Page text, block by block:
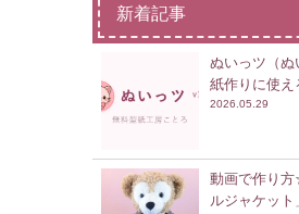
新着記事
ぬいっツ（ぬ
紙作りに使え
2026.05.29
動画で作り
ルジャケット